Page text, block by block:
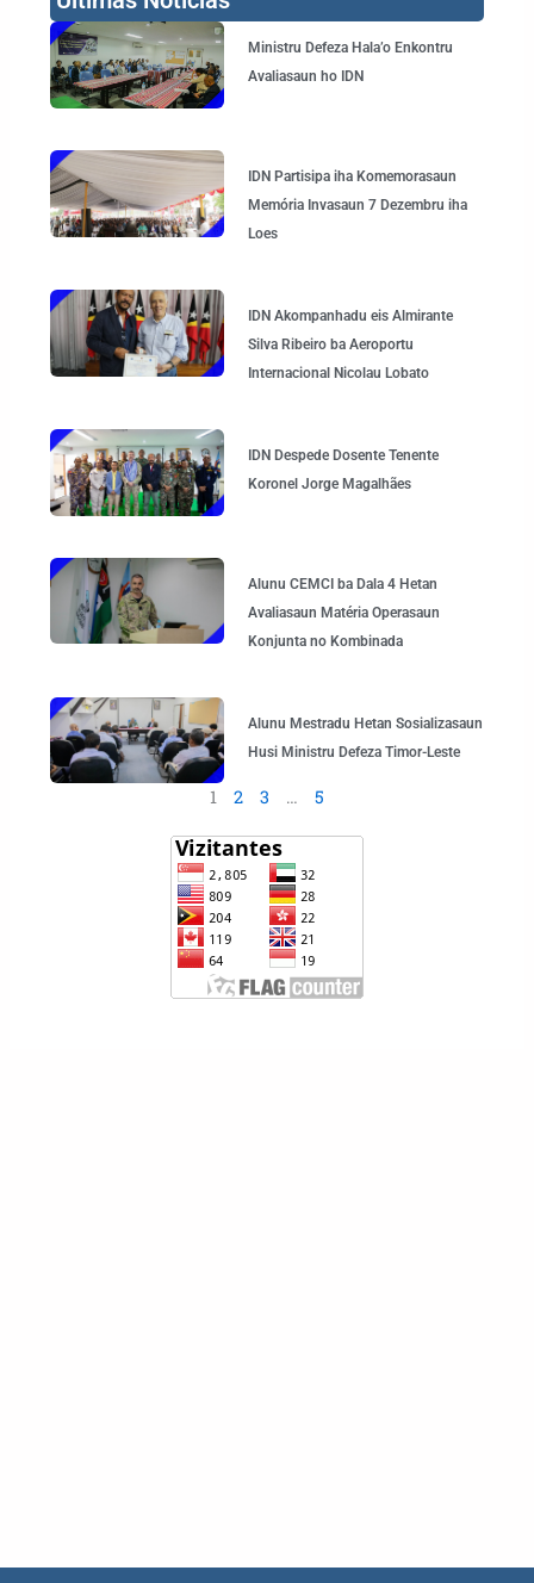
Ministru Defeza Hala’o Enkontru
Avaliasaun ho IDN
IDN Partisipa iha Komemorasaun
Memória Invasaun 7 Dezembru iha
Loes
IDN Akompanhadu eis Almirante
Silva Ribeiro ba Aeroportu
Internacional Nicolau Lobato
IDN Despede Dosente Tenente
Koronel Jorge Magalhães
Alunu CEMCI ba Dala 4 Hetan
Avaliasaun Matéria Operasaun
Konjunta no Kombinada
Alunu Mestradu Hetan Sosializasaun
Husi Ministru Defeza Timor-Leste
Page
1 2 3 … 5